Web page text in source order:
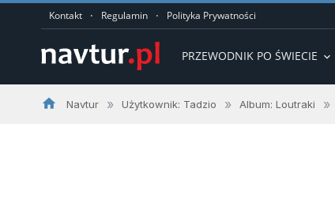
Kontakt · Regulamin · Polityka Prywatności
PRZEWODNIK PO ŚWIECIE expand_more
home Navtur » Użytkownik: Tadzio » Album: Loutraki »